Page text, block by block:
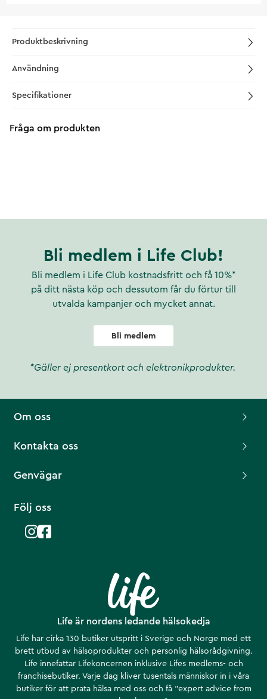
Produktbeskrivning
Användning
Specifikationer
Fråga om produkten
Bli medlem i Life Club!
Bli medlem i Life Club kostnadsfritt och få 10%*
på ditt nästa köp och dessutom får du förtur till
utvalda kampanjer och mycket annat.
Bli medlem
*Gäller ej presentkort och elektronikprodukter.
Life är nordens ledande hälsokedja
Life har cirka 130 butiker utspritt i Sverige och Norge med ett
brett utbud av hälsoprodukter och personlig hälsorådgivning.
Life innefattar Lifekoncernen inklusive Lifes medlems- och
franchisebutiker. Varje dag kliver tusentals människor in i våra
butiker för att prata hälsa med oss och få ”expert advice from
Om oss
Kontakta oss
Genvägar
Följ oss